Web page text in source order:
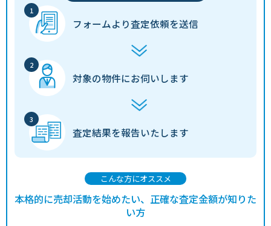
フォームより査定依頼を送信
対象の物件にお伺いします
査定結果を報告いたします
こんな方にオススメ
本格的に売却活動を始めたい、正確な査定金額が知りた
い方